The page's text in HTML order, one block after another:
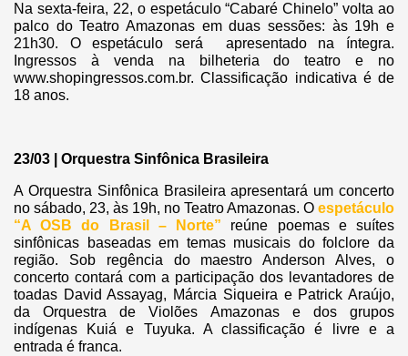
Na sexta-feira, 22, o espetáculo “Cabaré Chinelo” volta ao
palco do Teatro Amazonas em duas sessões: às 19h e
21h30. O espetáculo será apresentado na íntegra.
Ingressos à venda na bilheteria do teatro e no
www.shopingressos.com.br. Classificação indicativa é de
18 anos.
23/03 | Orquestra Sinfônica Brasileira
A Orquestra Sinfônica Brasileira apresentará um concerto
no sábado, 23, às 19h, no Teatro Amazonas. O espetáculo
“A OSB do Brasil – Norte” reúne poemas e suítes
sinfônicas baseadas em temas musicais do folclore da
região. Sob regência do maestro Anderson Alves, o
concerto contará com a participação dos levantadores de
toadas David Assayag, Márcia Siqueira e Patrick Araújo,
da Orquestra de Violões Amazonas e dos grupos
indígenas Kuiá e Tuyuka. A classificação é livre e a
entrada é franca.